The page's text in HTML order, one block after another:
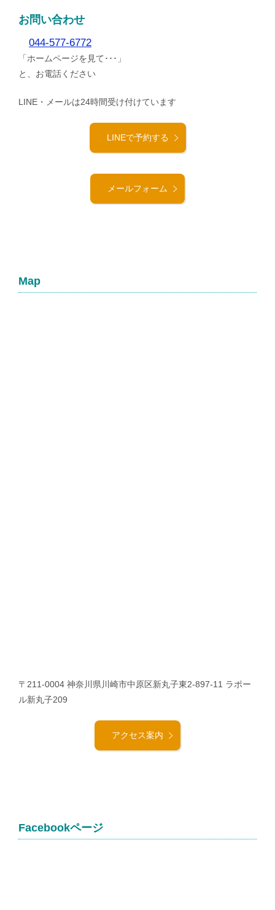
お問い合わせ
044-577-6772
「ホームページを見て･･･」
と、お電話ください
LINE・メールは24時間受け付けています
LINEで予約する
メールフォーム
Map
〒211-0004 神奈川県川崎市中原区新丸子東2-897-11 ラポー
ル新丸子209
アクセス案内
Facebookページ